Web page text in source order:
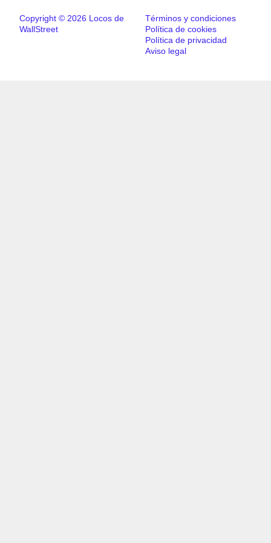
Copyright © 2026 Locos de
WallStreet
Términos y condiciones
Política de cookies
Política de privacidad
Aviso legal